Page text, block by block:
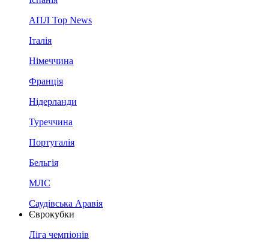
АПЛ Top News
Італія
Німеччина
Франція
Нідерланди
Туреччина
Португалія
Бельгія
МЛС
Саудівська Аравія
Єврокубки
Ліга чемпіонів